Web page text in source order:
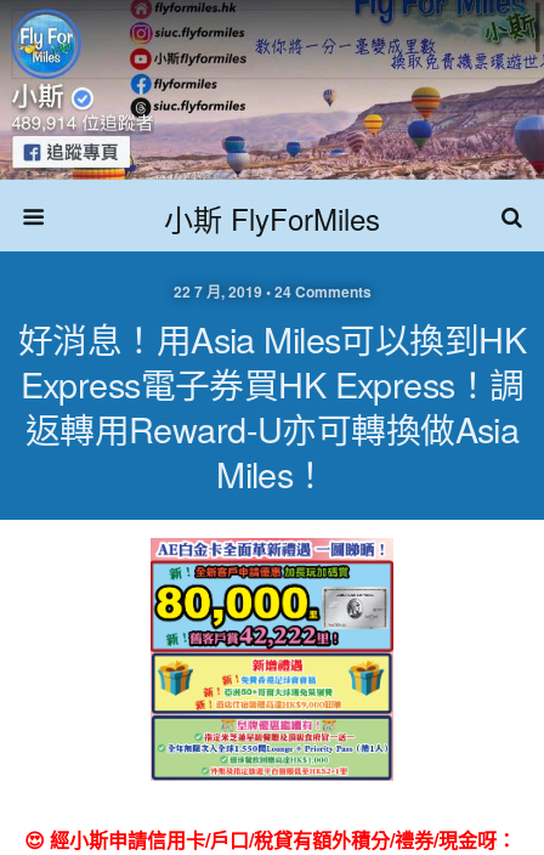
小斯 FlyForMiles
22 7 月, 2019 • 24 Comments
好消息！用Asia Miles可以換到HK
Express電子券買HK Express！調
返轉用Reward-U亦可轉換做Asia
Miles！
😍 經小斯申請信用卡/戶口/稅貸有額外積分/禮券/現金呀：